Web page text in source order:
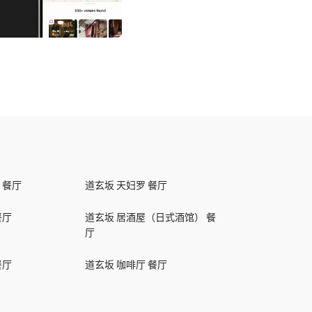
餐厅 道玄坂 天妇罗 餐厅
厅
道玄坂 居酒屋（日式酒馆） 餐
厅
厅 道玄坂 咖啡厅 餐厅